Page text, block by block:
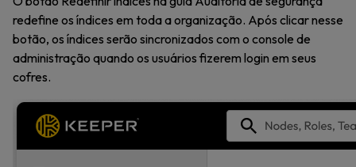
redefine os índices em toda a organização. Após clicar nesse
botão, os índices serão sincronizados com o console de
administração quando os usuários fizerem login em seus
cofres.